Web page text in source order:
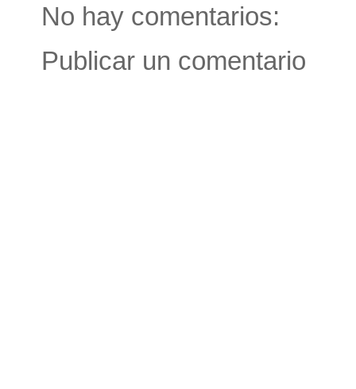
No hay comentarios:
Publicar un comentario